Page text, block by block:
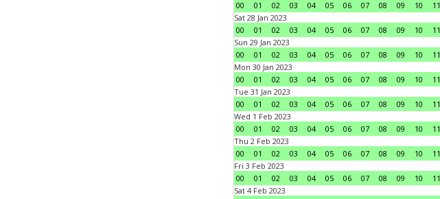
00
01 02 03 04 05 06 07 08 09 10 11
Sat 28 Jan 2023
00
01 02 03 04 05 06 07 08 09 10 11
Sun 29 Jan 2023
00
01 02 03 04 05 06 07 08 09 10 11
Mon 30 Jan 2023
00
01 02 03 04 05 06 07 08 09 10 11
Tue 31 Jan 2023
00
01 02 03 04 05 06 07 08 09 10 11
Wed 1 Feb 2023
00
01 02 03 04 05 06 07 08 09 10 11
Thu 2 Feb 2023
00
01 02 03 04 05 06 07 08 09 10 11
Fri 3 Feb 2023
00
01 02 03 04 05 06 07 08 09 10 11
Sat 4 Feb 2023